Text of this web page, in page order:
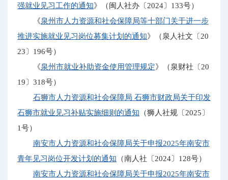
强就业见习工作的通知》（闽人社办〔2024〕133号）
《泉州市人力资源和社会保障局等十部门关于进一步
推进实施就业见习岗位募集计划的通知》（泉人社文〔20
23〕196号）
《泉州市就业补助资金使用管理规定》（泉财社〔20
19〕318号）
石狮市人力资源和社会保障局 石狮市财政局关于印发
石狮市就业见习补贴实施细则的通知 （狮人社规〔2025〕
1号）
南安市人力资源和社会保障局关于申报2025年南安市
青年见习岗位开发计划的通知 （南人社〔2024〕128号）
南安市人力资源和社会保障局关于申报2025年南安市